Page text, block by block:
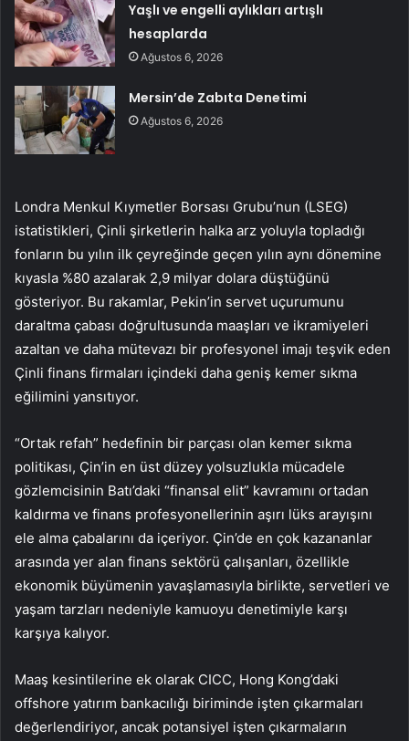
Yaşlı ve engelli aylıkları artışlı
hesaplarda
Ağustos 6, 2026
Mersin’de Zabıta Denetimi
Ağustos 6, 2026
Londra Menkul Kıymetler Borsası Grubu’nun (LSEG)
istatistikleri, Çinli şirketlerin halka arz yoluyla topladığı
fonların bu yılın ilk çeyreğinde geçen yılın aynı dönemine
kıyasla %80 azalarak 2,9 milyar dolara düştüğünü
gösteriyor. Bu rakamlar, Pekin’in servet uçurumunu
daraltma çabası doğrultusunda maaşları ve ikramiyeleri
azaltan ve daha mütevazı bir profesyonel imajı teşvik eden
Çinli finans firmaları içindeki daha geniş kemer sıkma
eğilimini yansıtıyor.
“Ortak refah” hedefinin bir parçası olan kemer sıkma
politikası, Çin’in en üst düzey yolsuzlukla mücadele
gözlemcisinin Batı’daki “finansal elit” kavramını ortadan
kaldırma ve finans profesyonellerinin aşırı lüks arayışını
ele alma çabalarını da içeriyor. Çin’de en çok kazananlar
arasında yer alan finans sektörü çalışanları, özellikle
ekonomik büyümenin yavaşlamasıyla birlikte, servetleri ve
yaşam tarzları nedeniyle kamuoyu denetimiyle karşı
karşıya kalıyor.
Maaş kesintilerine ek olarak CICC, Hong Kong’daki
offshore yatırım bankacılığı biriminde işten çıkarmaları
değerlendiriyor, ancak potansiyel işten çıkarmaların